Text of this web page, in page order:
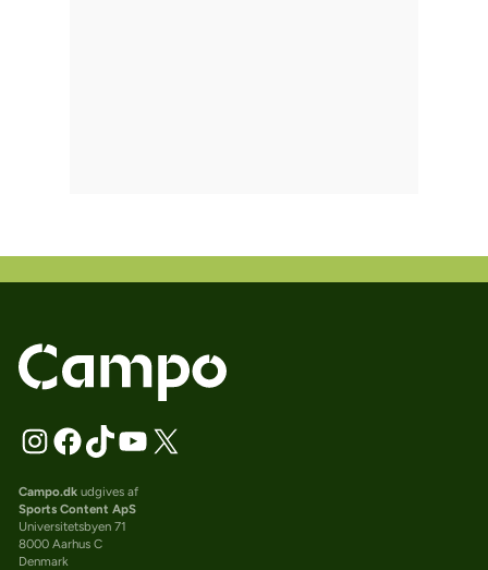
Campo.dkudgives af
Sports Content ApS
Universitetsbyen 71
8000 Aarhus C
Denmark